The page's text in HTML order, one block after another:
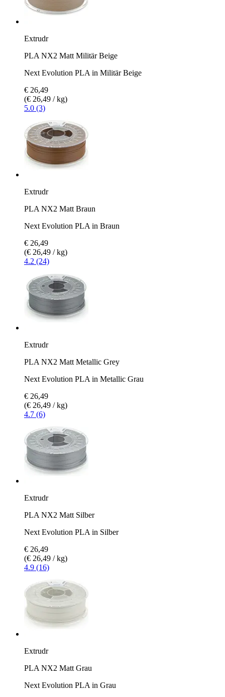
Extrudr
PLA NX2 Matt Militär Beige
Next Evolution PLA in Militär Beige
€ 26,49
(€ 26,49 / kg)
5.0 (3)
Extrudr
PLA NX2 Matt Braun
Next Evolution PLA in Braun
€ 26,49
(€ 26,49 / kg)
4.2 (24)
Extrudr
PLA NX2 Matt Metallic Grey
Next Evolution PLA in Metallic Grau
€ 26,49
(€ 26,49 / kg)
4.7 (6)
Extrudr
PLA NX2 Matt Silber
Next Evolution PLA in Silber
€ 26,49
(€ 26,49 / kg)
4.9 (16)
Extrudr
PLA NX2 Matt Grau
Next Evolution PLA in Grau